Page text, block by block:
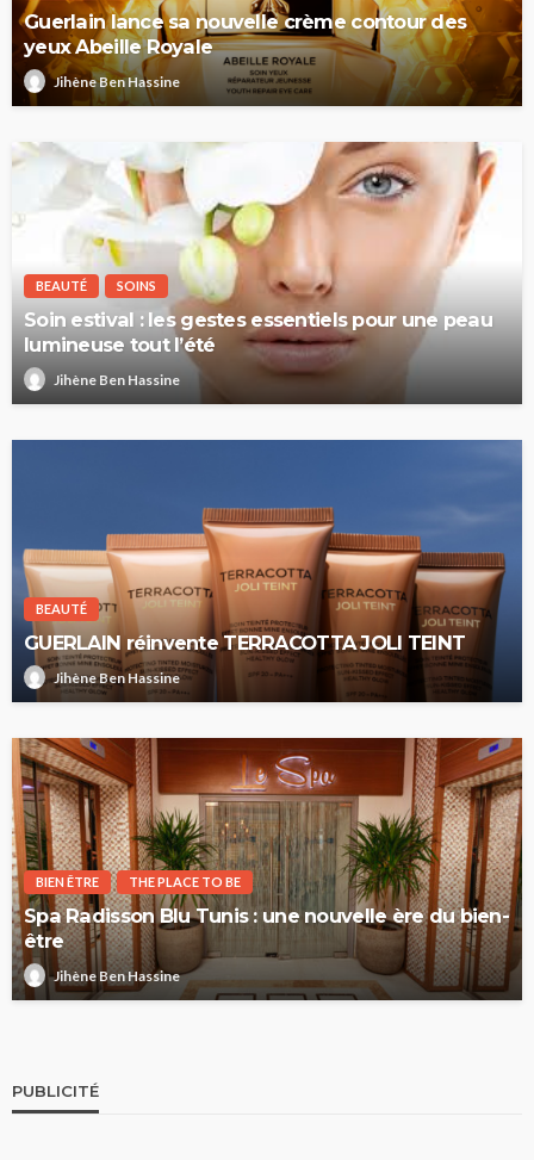
Guerlain lance sa nouvelle crème contour des
yeux Abeille Royale
Jihène Ben Hassine
BEAUTÉ SOINS
Soin estival : les gestes essentiels pour une peau
lumineuse tout l’été
Jihène Ben Hassine
BEAUTÉ
GUERLAIN réinvente TERRACOTTA JOLI TEINT
Jihène Ben Hassine
BIEN ÊTRE THE PLACE TO BE
Spa Radisson Blu Tunis : une nouvelle ère du bien-
être
Jihène Ben Hassine
PUBLICITÉ